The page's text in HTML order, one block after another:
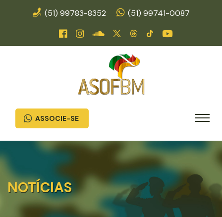
(51) 99783-8352 (51) 99741-0087
ASSOCIE-SE
NOTÍCIAS